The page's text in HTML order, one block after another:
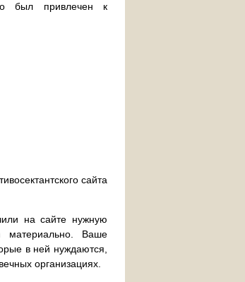
был привлечен к
сайта
на сайте нужную
материально. Ваше
в ней нуждаются,
организациях.